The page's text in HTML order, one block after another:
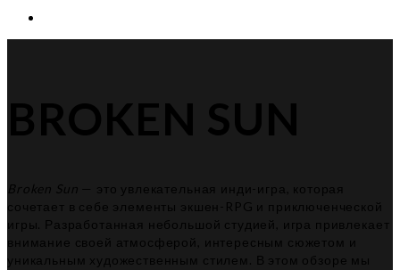
BROKEN SUN
Broken Sun — это увлекательная инди-игра, которая
сочетает в себе элементы экшен-RPG и приключенческой
игры. Разработанная небольшой студией, игра привлекает
внимание своей атмосферой, интересным сюжетом и
уникальным художественным стилем. В этом обзоре мы